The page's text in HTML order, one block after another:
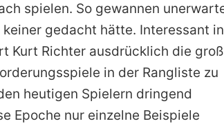
spielen. So gewannen
gedacht hätte. Interessant in
Kurt Richter ausdrücklich die
in der Rangliste zu
heutigen Spielern dringend
Epoche nur einzelne Beispiele